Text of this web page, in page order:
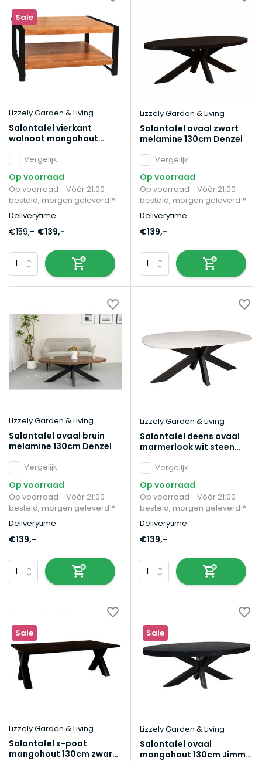
Sale
Lizzely Garden & Living
Salontafel vierkant
walnoot mangohout
Vergelijk
Op voorraad
Op voorraad - Vóór 21:00
besteld, morgen geleverd!*
Deliverytime
€159,- €139,-
Lizzely Garden & Living
Salontafel ovaal zwart
melamine 130cm Denzel
Vergelijk
Op voorraad
Op voorraad - Vóór 21:00
besteld, morgen geleverd!*
Deliverytime
€139,-
Lizzely Garden & Living
Salontafel ovaal bruin
melamine 130cm Denzel
Vergelijk
Op voorraad
Op voorraad - Vóór 21:00
besteld, morgen geleverd!*
Deliverytime
€139,-
Lizzely Garden & Living
Salontafel deens ovaal
marmerlook wit steen
Vergelijk
Op voorraad
Op voorraad - Vóór 21:00
besteld, morgen geleverd!*
Deliverytime
€139,-
Sale
Lizzely Garden & Living
Salontafel x-poot
mangohout 130cm zwart
Sale
Lizzely Garden & Living
Salontafel ovaal
mangohout 130cm Jimmy